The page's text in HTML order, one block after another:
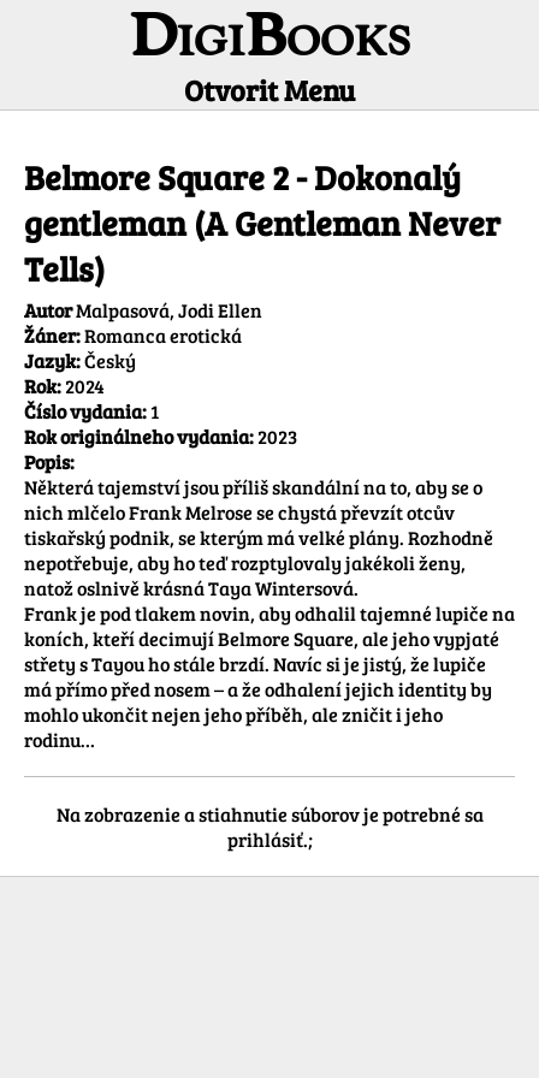
DigiBooks
Otvorit Menu
Belmore Square 2 - Dokonalý
gentleman (A Gentleman Never
Tells)
AutorMalpasová, Jodi Ellen
Žáner:Romanca erotická
Jazyk:Český
Rok:2024
Číslo vydania:1
Rok originálneho vydania:2023
Popis:
Některá tajemství jsou příliš skandální na to, aby se o
nich mlčelo Frank Melrose se chystá převzít otcův
tiskařský podnik, se kterým má velké plány. Rozhodně
nepotřebuje, aby ho teď rozptylovaly jakékoli ženy,
natož oslnivě krásná Taya Wintersová.
Frank je pod tlakem novin, aby odhalil tajemné lupiče na
koních, kteří decimují Belmore Square, ale jeho vypjaté
střety s Tayou ho stále brzdí. Navíc si je jistý, že lupiče
má přímo před nosem – a že odhalení jejich identity by
mohlo ukončit nejen jeho příběh, ale zničit i jeho
Na zobrazenie a stiahnutie súborov je potrebné sa
prihlásiť.;